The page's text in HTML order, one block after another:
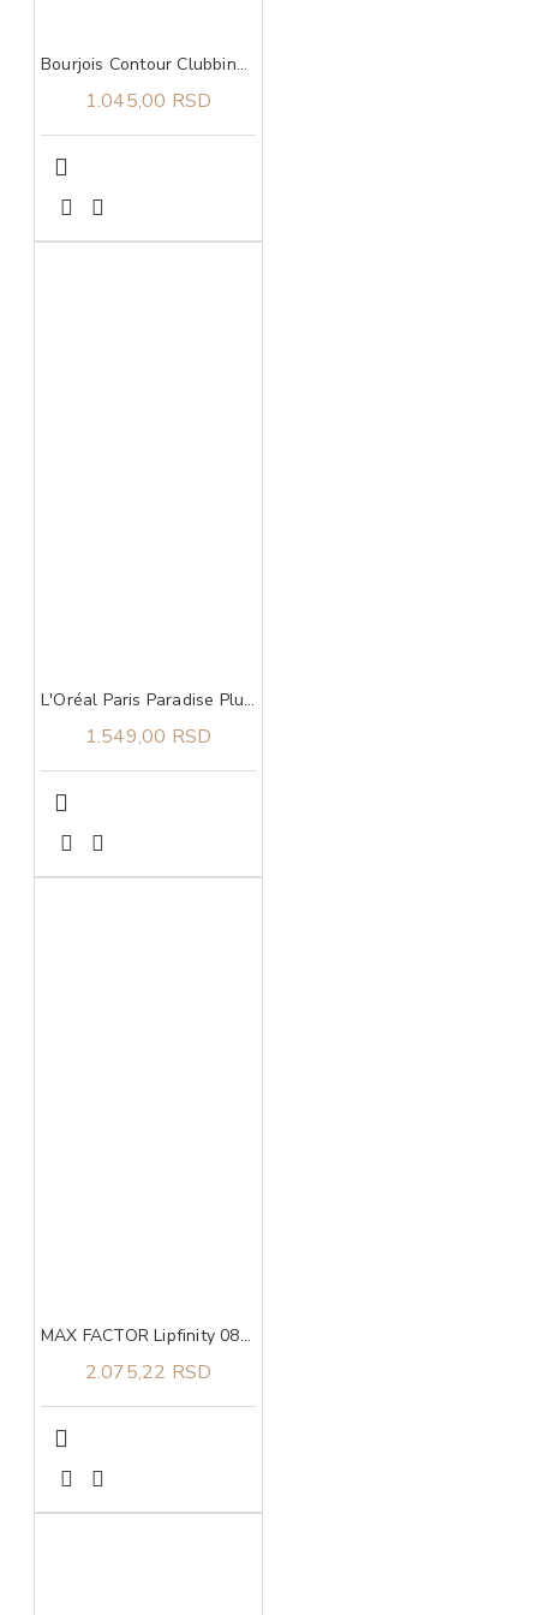
Bourjois Contour Clubbing 24h vodootporna 46 olovka za oči
1.045,00 RSD
L'Oréal Paris Paradise Plump Ambition Ulje Za Usne 641 Latte Glace
1.549,00 RSD
MAX FACTOR Lipfinity 080 starglow
2.075,22 RSD